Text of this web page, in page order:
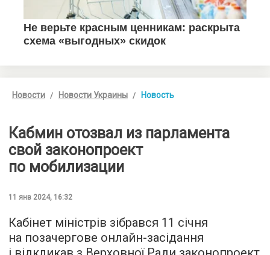
Новости Новости Украины Новость
Кабмин отозвал из парламента
свой законопроект
по мобилизации
11 янв 2024, 16:32
Кабінет міністрів зібрався 11 січня
на позачергове онлайн-засідання